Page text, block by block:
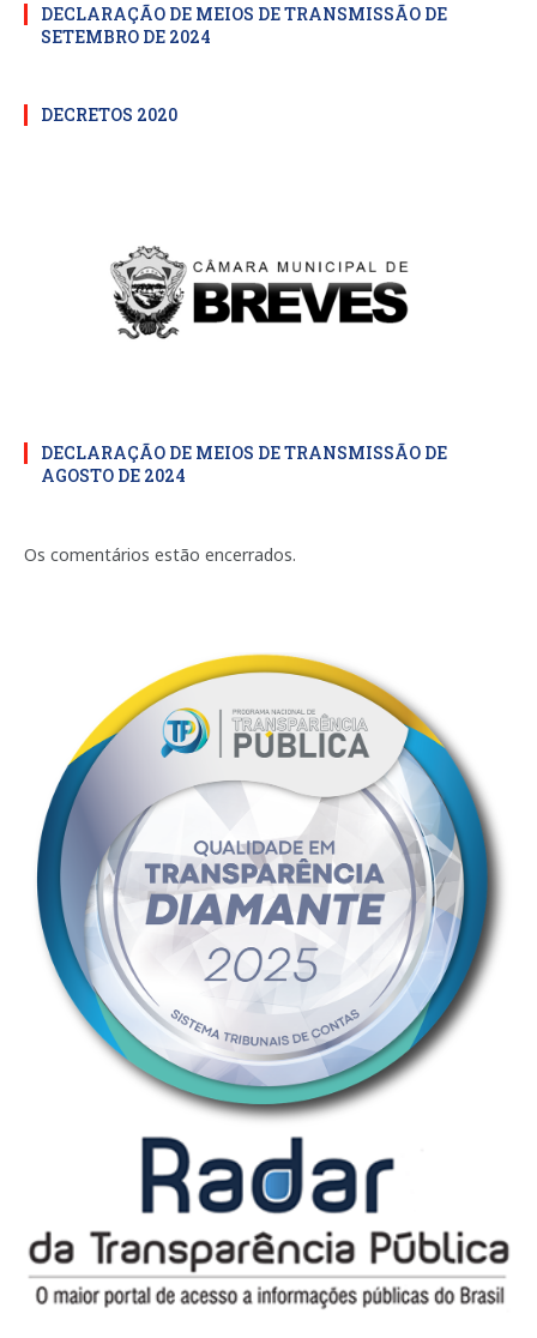
DECLARAÇÃO DE MEIOS DE TRANSMISSÃO DE
SETEMBRO DE 2024
DECRETOS 2020
DECLARAÇÃO DE MEIOS DE TRANSMISSÃO DE
AGOSTO DE 2024
Os comentários estão encerrados.